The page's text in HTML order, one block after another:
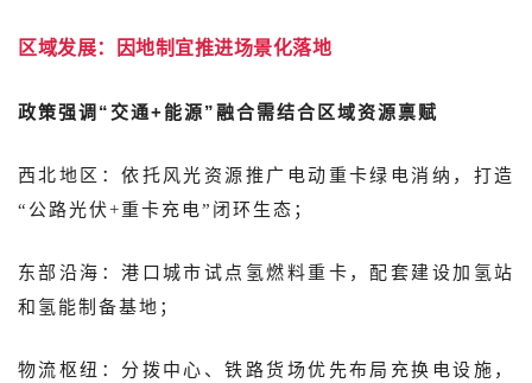
区域发展：因地制宜推进场景化落地
政策强调“交通+能源”融合需结合区域资源禀赋
西北地区：依托风光资源推广电动重卡绿电消纳，打造
“公路光伏+重卡充电”闭环生态；
东部沿海：港口城市试点氢燃料重卡，配套建设加氢站
和氢能制备基地；
物流枢纽：分拨中心、铁路货场优先布局充换电设施，